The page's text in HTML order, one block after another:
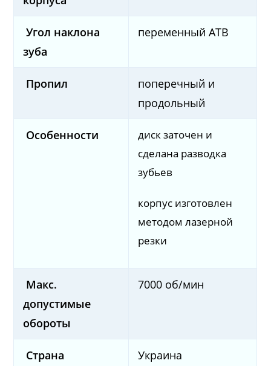
Угол наклона
зуба
переменный ATB
Пропил
поперечный и
продольный
Особенности
диск заточен и
сделана разводка
зубьев
корпус изготовлен
методом лазерной
резки
Макс.
допустимые
обороты
7000 об/мин
Страна
Украина